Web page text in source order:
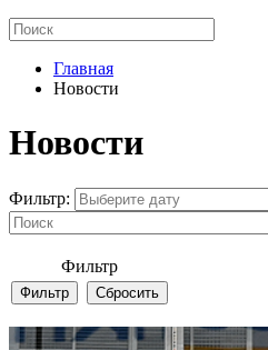
Главная
Новости
Новости
Фильтр:
Фильтр